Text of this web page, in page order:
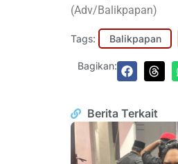
(Adv/Balikpapan)
Tags: Balikpapan
Bagikan:
Berita Terkait